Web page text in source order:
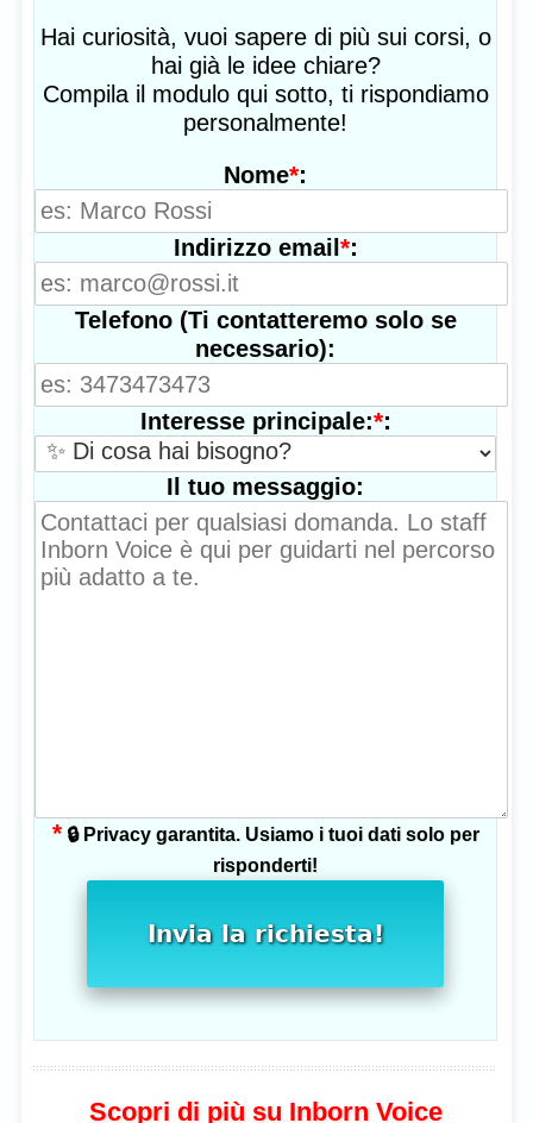
Hai curiosità, vuoi sapere di più sui corsi, o
hai già le idee chiare?
Compila il modulo qui sotto, ti rispondiamo
personalmente!
Nome*:
Indirizzo email*:
Telefono (Ti contatteremo solo se
necessario):
Interesse principale:*:
Il tuo messaggio:
*🔒 Privacy garantita. Usiamo i tuoi dati solo per
risponderti!
Invia la richiesta!
Scopri di più su Inborn Voice